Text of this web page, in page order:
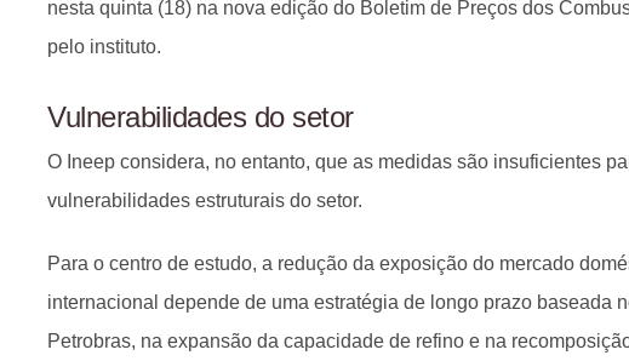
nesta quinta (18) na nova edição do Boletim de Preços dos
pelo instituto.
Vulnerabilidades do setor
O Ineep considera, no entanto, que as medidas são insuficientes
vulnerabilidades estruturais do setor.
Para o centro de estudo, a redução da exposição do mercado
internacional depende de uma estratégia de longo prazo baseada
Petrobras, na expansão da capacidade de refino e na